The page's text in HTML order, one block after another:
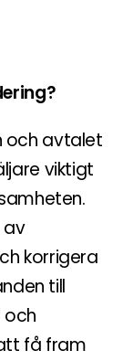
och avtalet
viktigt
av
korrigera
till
och
få fram